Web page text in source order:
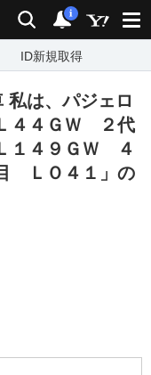
検索 通知
i
ID新規取得
は、パジェロ
４４ＧＷ ２代
４９ＧＷ ４
ＬＯ４１」の